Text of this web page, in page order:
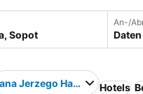
An-/
Jerzego HaffneraHotels